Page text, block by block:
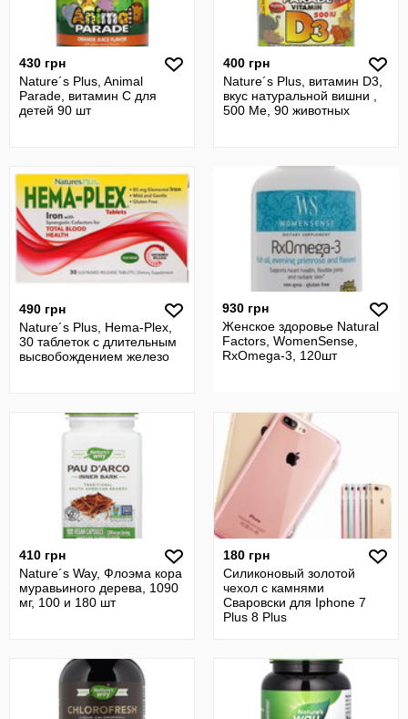
430 грн
Nature´s Plus, Animal
Parade, витамин C для
детей 90 шт
400 грн
Nature´s Plus, витамин D3,
вкус натуральной вишни ,
500 Ме, 90 животных
490 грн
Nature´s Plus, Hema-Plex,
30 таблеток с длительным
высвобождением железо
930 грн
Женское здоровье Natural
Factors, WomenSense,
RxOmega-3, 120шт
410 грн
Nature´s Way, Флоэма кора
муравьиного дерева, 1090
мг, 100 и 180 шт
180 грн
Силиконовый золотой
чехол с камнями
Сваровски для Iphone 7
Plus 8 Plus